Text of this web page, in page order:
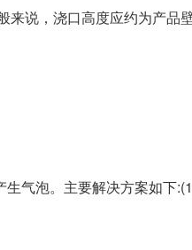
来说，浇口高度应约为产
气泡。主要解决方案如下